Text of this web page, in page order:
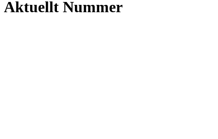
Aktuellt Nummer